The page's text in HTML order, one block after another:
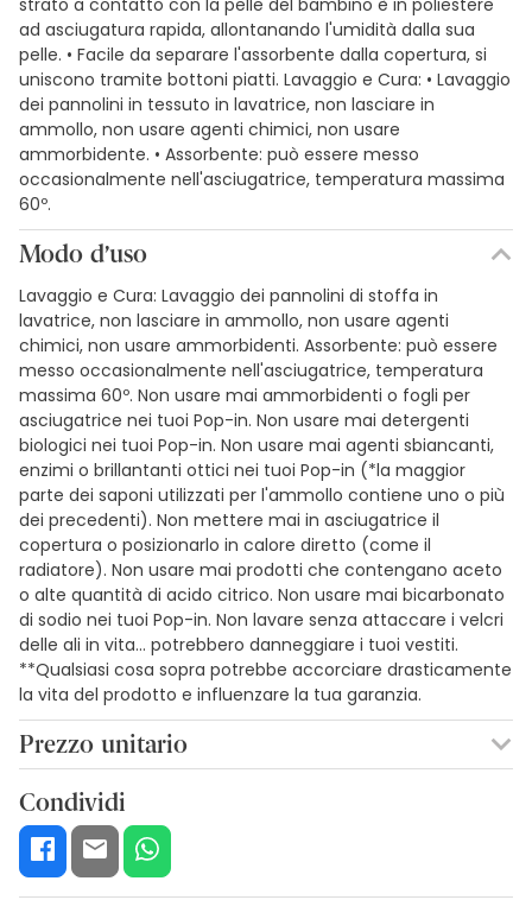
strato a contatto con la pelle del bambino è in poliestere
ad asciugatura rapida, allontanando l'umidità dalla sua
pelle. • Facile da separare l'assorbente dalla copertura, si
uniscono tramite bottoni piatti. Lavaggio e Cura: • Lavaggio
dei pannolini in tessuto in lavatrice, non lasciare in
ammollo, non usare agenti chimici, non usare
ammorbidente. • Assorbente: può essere messo
occasionalmente nell'asciugatrice, temperatura massima
60º.
Modo d’uso
Lavaggio e Cura: Lavaggio dei pannolini di stoffa in
lavatrice, non lasciare in ammollo, non usare agenti
chimici, non usare ammorbidenti. Assorbente: può essere
messo occasionalmente nell'asciugatrice, temperatura
massima 60º. Non usare mai ammorbidenti o fogli per
asciugatrice nei tuoi Pop-in. Non usare mai detergenti
biologici nei tuoi Pop-in. Non usare mai agenti sbiancanti,
enzimi o brillantanti ottici nei tuoi Pop-in (*la maggior
parte dei saponi utilizzati per l'ammollo contiene uno o più
dei precedenti). Non mettere mai in asciugatrice il
copertura o posizionarlo in calore diretto (come il
radiatore). Non usare mai prodotti che contengano aceto
o alte quantità di acido citrico. Non usare mai bicarbonato
di sodio nei tuoi Pop-in. Non lavare senza attaccare i velcri
delle ali in vita... potrebbero danneggiare i tuoi vestiti.
**Qualsiasi cosa sopra potrebbe accorciare drasticamente
la vita del prodotto e influenzare la tua garanzia.
Prezzo unitario
Condividi